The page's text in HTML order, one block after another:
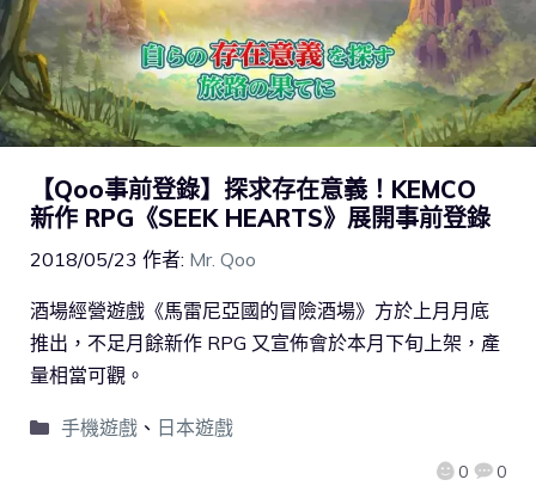
【Qoo事前登錄】探求存在意義！KEMCO
新作 RPG《SEEK HEARTS》展開事前登錄
2018/05/23 作者: Mr. Qoo
0 0
酒場經營遊戲《馬雷尼亞國的冒險酒場》方於上月月底
推出，不足月餘新作 RPG 又宣佈會於本月下旬上架，產
量相當可觀。
手機遊戲、 日本遊戲